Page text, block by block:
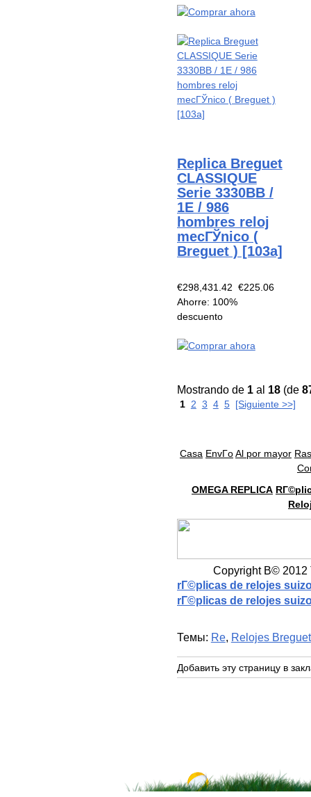
Replica Breguet
CLASSIQUE
Serie 3330BB /
1E / 986
hombres reloj
mecГЎnico (
Breguet ) [103a]
€298,431.42 €225.06
Ahorre: 100%
descuento
Mostrando de 1al 18(de
1 2 3 4 5 [Siguiente >>]
Casa EnvГ­oAl por mayor
OMEGA REPLICA
Copyright В© 2012
rГ©plicas de relojes
rГ©plicas de relojes
Темы: Re, Relojes Breguet
Добавить эту страницу в